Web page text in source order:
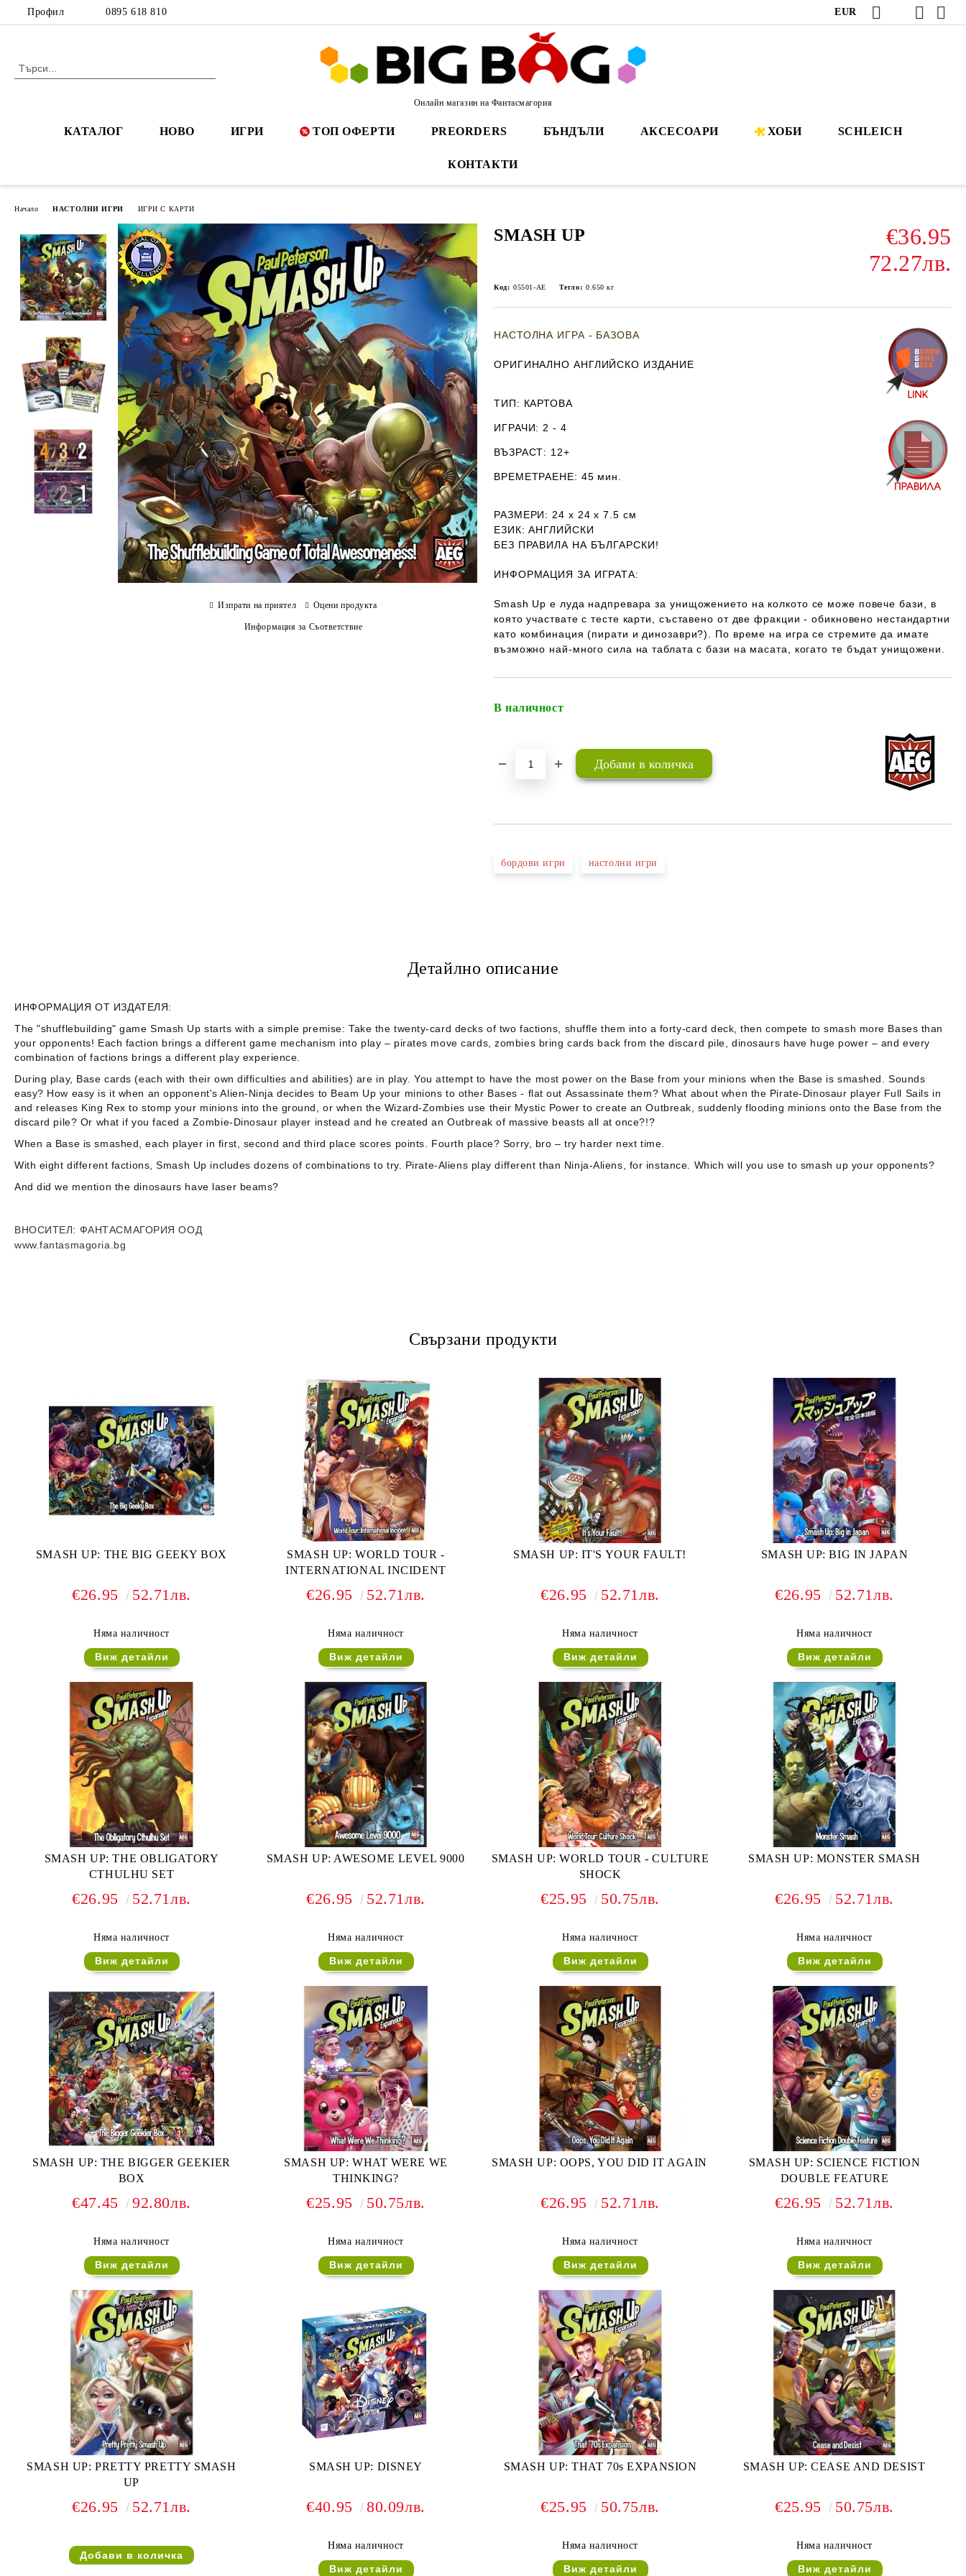
Профил 0895 618 810 EUR
Онлайн магазин на Фантасмагория
КАТАЛОГ НОВО ИГРИ ТОП ОФЕРТИ PREORDERS БЪНДЪЛИ АКСЕСОАРИ ХОБИ SCHLEICH
КОНТАКТИ
Начало НАСТОЛНИ ИГРИ ИГРИ С КАРТИ
SMASH UP
€36.95
72.27лв.
Код: 05501-AE Тегло: 0.650 кг
НАСТОЛНА ИГРА - БАЗОВА
ОРИГИНАЛНО АНГЛИЙСКО ИЗДАНИЕ
ТИП: КАРТОВА
ИГРАЧИ: 2 - 4
ВЪЗРАСТ: 12+
ВРЕМЕТРАЕНЕ: 45 мин.
РАЗМЕРИ: 24 х 24 х 7.5 см
ЕЗИК: АНГЛИЙСКИ
БЕЗ ПРАВИЛА НА БЪЛГАРСКИ!
ИНФОРМАЦИЯ ЗА ИГРАТА:
Smash Up е луда надпревара за унищожението на колкото се може повече бази, в
която участвате с тесте карти, съставено от две фракции - обикновено нестандартни
като комбинация (пирати и динозаври?). По време на игра се стремите да имате
възможно най-много сила на таблата с бази на масата, когато те бъдат унищожени.
В наличност
бордови игри настолни игри
Изпрати на приятел Оцени продукта
Информация за Съответствие
Детайлно описание
ИНФОРМАЦИЯ ОТ ИЗДАТЕЛЯ:
The "shufflebuilding" gameSmash Up starts with a simple premise: Take the twenty-card decks of two factions, shuffle them into a forty-card deck, then compete to smash more Bases than
your opponents! Each faction brings a different game mechanism into play – pirates move cards, zombies bring cards back from the discard pile, dinosaurs have huge power – and every
combination of factions brings a different play experience.
During play, Base cards (each with their own difficulties and abilities) are in play. You attempt to have the most power on the Base from your minions when the Base is smashed. Sounds
easy? How easy is it when an opponent's Alien-Ninja decides to Beam Up your minions to other Bases - flat out Assassinate them? What about when the Pirate-Dinosaur player Full Sails in
and releases King Rex to stomp your minions into the ground, or when the Wizard-Zombies use their Mystic Power to create anOutbreak , suddenly flooding minions onto the Base from the
discard pile? Or what if you faced a Zombie-Dinosaur player instead and he created anOutbreak of massive beasts all at once?!?
When a Base is smashed, each player in first, second and third place scores points. Fourth place? Sorry, bro – try harder next time.
With eight different factions,Smash Up includes dozens of combinations to try. Pirate-Aliens play different than Ninja-Aliens, for instance. Which will you use to smash up your opponents?
And did we mention the dinosaurs have laser beams?
ВНОСИТЕЛ: ФАНТАСМАГОРИЯ ООД
www.fantasmagoria.bg
Свързани продукти
SMASH UP: THE BIG GEEKY BOX
€26.95 52.71лв.
Няма наличност
Виж детайли
SMASH UP: WORLD TOUR -
INTERNATIONAL INCIDENT
€26.95 52.71лв.
Няма наличност
Виж детайли
SMASH UP: IT'S YOUR FAULT!
€26.95 52.71лв.
Няма наличност
Виж детайли
SMASH UP: BIG IN JAPAN
€26.95 52.71лв.
Няма наличност
Виж детайли
SMASH UP: THE OBLIGATORY
CTHULHU SET
€26.95 52.71лв.
Няма наличност
Виж детайли
SMASH UP: AWESOME LEVEL 9000
€26.95 52.71лв.
Няма наличност
Виж детайли
SMASH UP: WORLD TOUR - CULTURE
SHOCK
€25.95 50.75лв.
Няма наличност
Виж детайли
SMASH UP: MONSTER SMASH
€26.95 52.71лв.
Няма наличност
Виж детайли
SMASH UP: THE BIGGER GEEKIER
BOX
€47.45 92.80лв.
Няма наличност
Виж детайли
SMASH UP: WHAT WERE WE
THINKING?
€25.95 50.75лв.
Няма наличност
Виж детайли
SMASH UP: OOPS, YOU DID IT AGAIN
€26.95 52.71лв.
Няма наличност
Виж детайли
SMASH UP: SCIENCE FICTION
DOUBLE FEATURE
€26.95 52.71лв.
Няма наличност
Виж детайли
SMASH UP: PRETTY PRETTY SMASH
UP
€26.95 52.71лв.
SMASH UP: DISNEY
€40.95 80.09лв.
Няма наличност
Виж детайли
SMASH UP: THAT 70s EXPANSION
€25.95 50.75лв.
Няма наличност
Виж детайли
SMASH UP: CEASE AND DESIST
€25.95 50.75лв.
Няма наличност
Виж детайли